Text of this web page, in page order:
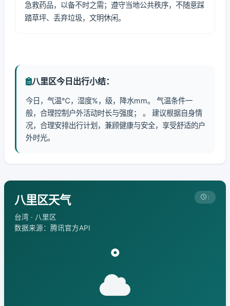
急救药品，以备不时之需；遵守当地公共秩序，不随意踩
踏草坪、丢弃垃圾，文明休闲。
八里区今日出行小结：
今日，气温℃，湿度%，级，降水mm。 气温条件一
般，合理控制户外活动时长与强度； 。 建议根据自身情
况，合理安排出行计划，兼顾健康与安全，享受舒适的户
外时光。
八里区天气
台湾 · 八里区
数据来源：腾讯官方API
:
°